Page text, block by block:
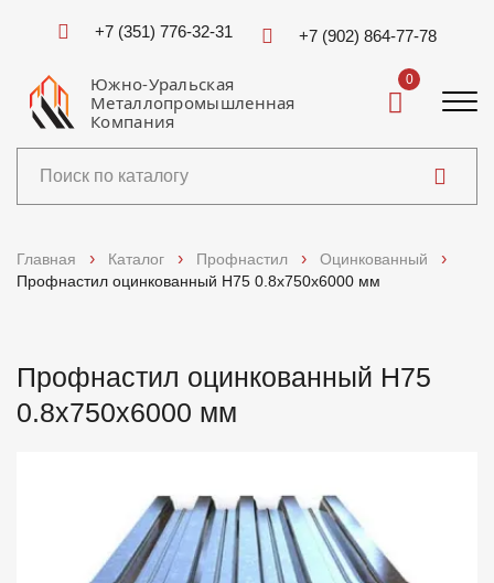
+7 (351) 776-32-31 +7 (902) 864-77-78
Южно-Уральская
Металлопромышленная
Компания
0
Доставка и оплата
Контакты
Главная Каталог Профнастил
Оцинкованный
Профнастил оцинкованный Н75 0.8x750x6000 мм
Профнастил оцинкованный Н75
0.8x750x6000 мм